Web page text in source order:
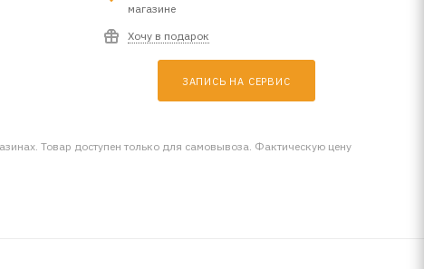
магазине
Хочу в подарок
ЗАПИСЬ НА СЕРВИС
Товар доступен только для самовывоза. Фактическую цену